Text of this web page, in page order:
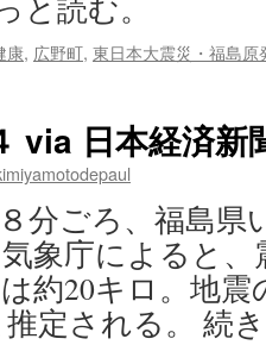
と読む。
康, 広野町, 東日本大震災・福島原
via 日本経済新
分ごろ、福島県
象庁によると、
約20キロ。地
定される。 続